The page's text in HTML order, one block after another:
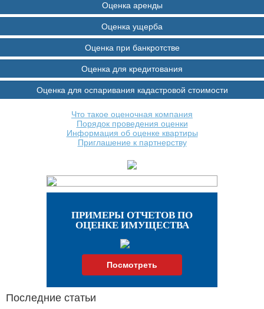
Оценка аренды
Оценка ущерба
Оценка при банкротстве
Оценка для кредитования
Оценка для оспаривания кадастровой стоимости
Что такое оценочная компания
Порядок проведения оценки
Информация об оценке квартиры
Приглашение к партнерству
ПРИМЕРЫ ОТЧЕТОВ ПО
ОЦЕНКЕ ИМУЩЕСТВА
Посмотреть
Последние статьи